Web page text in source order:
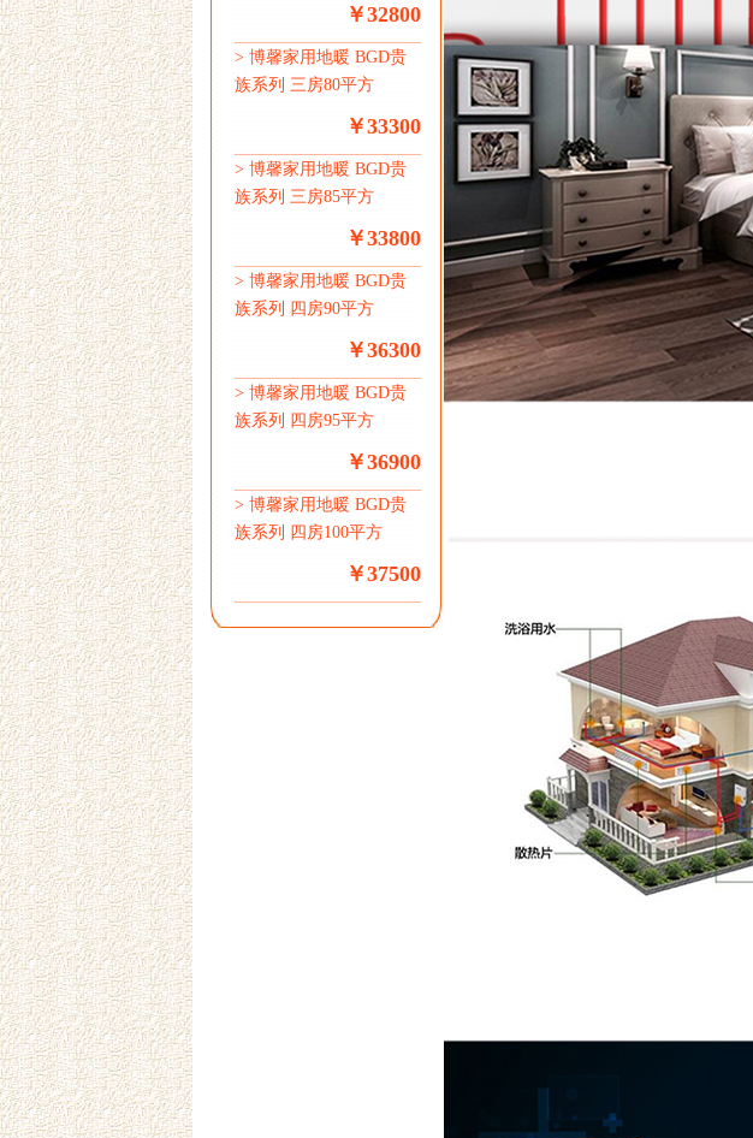
￥32800
> 博馨家用地暖 BGD贵
族系列 三房80平方
￥33300
> 博馨家用地暖 BGD贵
族系列 三房85平方
￥33800
> 博馨家用地暖 BGD贵
族系列 四房90平方
￥36300
> 博馨家用地暖 BGD贵
族系列 四房95平方
￥36900
> 博馨家用地暖 BGD贵
族系列 四房100平方
￥37500